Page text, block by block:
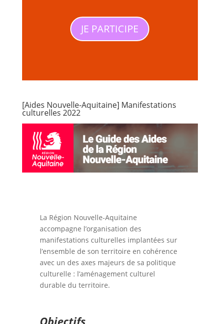
JE PARTICIPE
[Aides Nouvelle-Aquitaine] Manifestations
culturelles 2022
La Région Nouvelle-Aquitaine
accompagne l’organisation des
manifestations culturelles implantées sur
l’ensemble de son territoire en cohérence
avec un des axes majeurs de sa politique
culturelle : l’aménagement culturel
durable du territoire.